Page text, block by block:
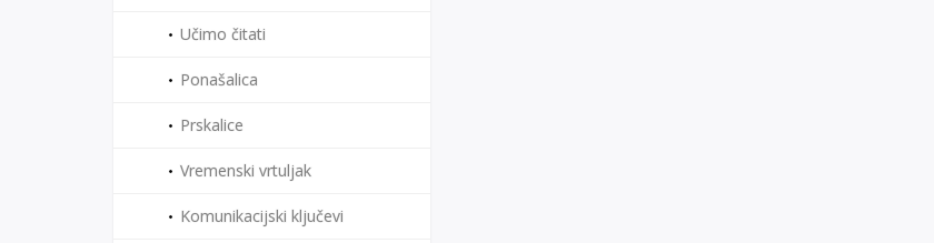
Učimo čitati
Ponašalica
Prskalice
Vremenski vrtuljak
Komunikacijski ključevi